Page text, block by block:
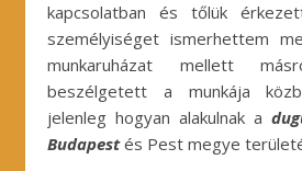
kapcsolatban és tőlük
személyiséget ismerhettem
munkaruházat mellett
beszélgetett a munkája
jelenleg hogyan alakulnak a
Budapestés Pest megye